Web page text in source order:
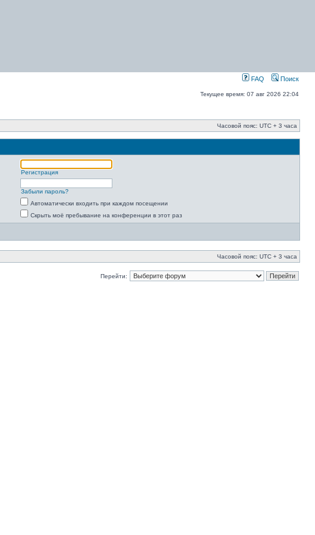
FAQ Поиск
Текущее время: 07 авг 2026 22:04
Часовой пояс: UTC + 3 часа
Регистрация
Забыли пароль?
Автоматически входить при каждом посещении
Скрыть моё пребывание на конференции в этот раз
Часовой пояс: UTC + 3 часа
Перейти: